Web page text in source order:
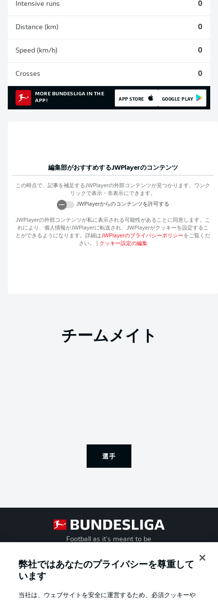
Intensive runs 0
Distance (km) 0
Speed (km/h) 0
Crosses 0
MORE BUNDESLIGA IN THE
APP!
APP STORE GOOGLE PLAY
編集部がおすすめするJWPlayerのコンテンツ
この時点で、記事を補足するJWPlayerの外部コンテンツが見つかります。ワンク
リックで表示・非表示にできます。
JWPlayerからのコンテンツを許可する
JWPlayerの外部コンテンツが私に表示される可能性があることに同意します。こ
れにより、個人情報がJWPlayerに転送され、 JWPlayerがクッキーを設定するこ
とができるようになります。詳細はJWPlayerのプライバシーポリシーをご覧くだ
さい。
クッキー設定の編集
チームメイト
選手
Football as it's meant to be
弊社ではあなたのプライバシーを尊重して
います
当社は、ウェブサイトを安全に運営するため、必須クッキーや